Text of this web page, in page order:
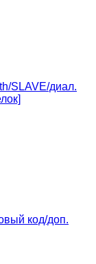
SLAVE/диал.
код/доп.